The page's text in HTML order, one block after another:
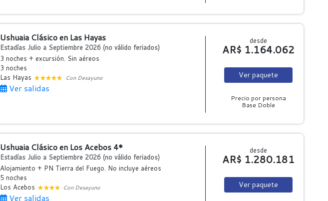
Ushuaia Clásico en Las Hayas
Estadías Julio a Septiembre 2026 (no válido feriados)
3 noches + excursión. Sin aéreos
3 noches
Las Hayas
Con Desayuno
Ver salidas
desde
AR$ 1.164.062
Ver paquete
Precio por persona
Base Doble
Ushuaia Clásico en Los Acebos 4*
Estadías Julio a Septiembre 2026 (no válido feriados)
Alojamiento + PN Tierra del Fuego. No incluye aéreos
5 noches
Los Acebos
Con Desayuno
Ver salidas
desde
AR$ 1.280.181
Ver paquete